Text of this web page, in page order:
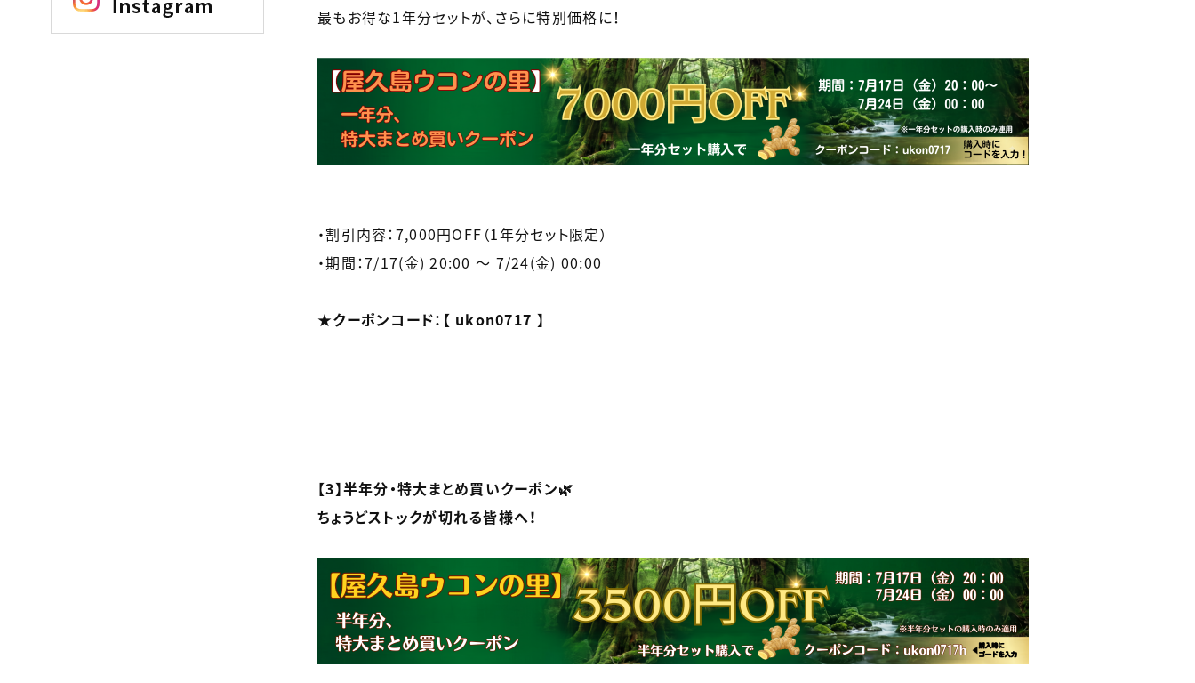
最もお得な1年分セットが、さらに特別価格に！
・割引内容：7,000円OFF（1年分セット限定）
・期間：7/17(金) 20:00 〜 7/24(金) 00:00
★クーポンコード：【 ukon0717 】
【3】半年分・特大まとめ買いクーポン🌿
ちょうどストックが切れる皆様へ！